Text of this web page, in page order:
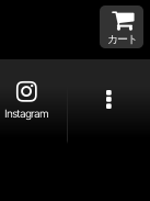
カート
Instagram